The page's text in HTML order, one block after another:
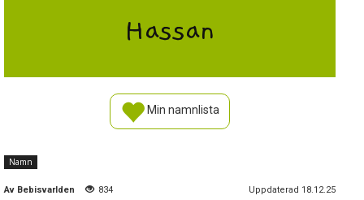
Hassan
Min namnlista
Namn
Av Bebisvarlden 834 Uppdaterad 18.12.25